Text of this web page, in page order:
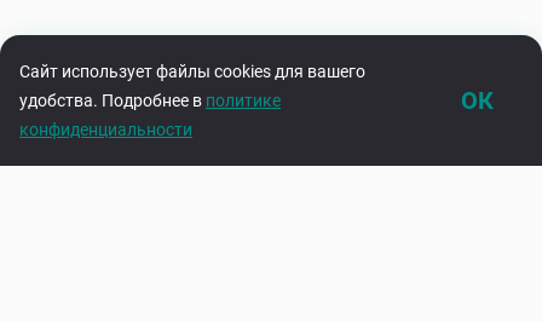
Сайт использует файлы cookies для вашего
удобства. Подробнее в политике
конфиденциальности
ОК